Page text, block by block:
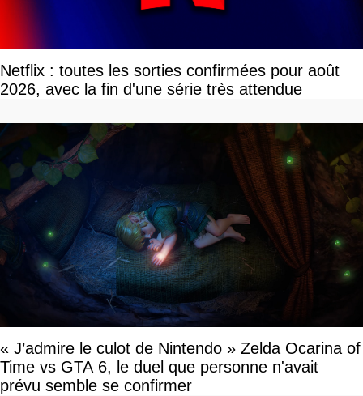
Netflix : toutes les sorties confirmées pour août
2026, avec la fin d'une série très attendue
« J’admire le culot de Nintendo » Zelda Ocarina of
Time vs GTA 6, le duel que personne n'avait
prévu semble se confirmer